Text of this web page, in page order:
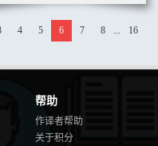
4 5 6 7 8 ... 16
帮助
作译者帮助
关于积分